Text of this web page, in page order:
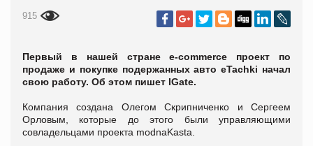
915
Первый в нашей стране e-commerce проект по
продаже и покупке подержанных авто eTachki начал
свою работу. Об этом пишет IGate.
Компания создана Олегом Скрипниченко и Сергеем
Орловым, которые до этого были управляющими
совладельцами проекта modnaKasta.